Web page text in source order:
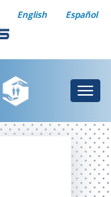
Español
English